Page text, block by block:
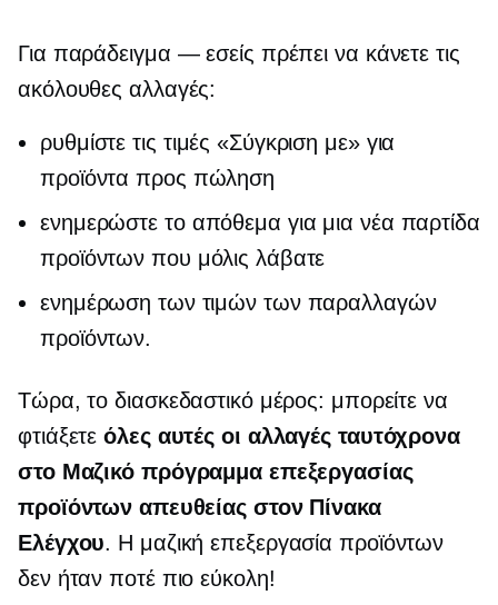
Για παράδειγμα — εσείς πρέπει να κάνετε τις
ακόλουθες αλλαγές:
ρυθμίστε τις τιμές «Σύγκριση με» για
προϊόντα προς πώληση
ενημερώστε το απόθεμα για μια νέα παρτίδα
προϊόντων που μόλις λάβατε
ενημέρωση των τιμών των παραλλαγών
προϊόντων.
Τώρα, το διασκεδαστικό μέρος: μπορείτε να
φτιάξετεόλες αυτές οι αλλαγές ταυτόχρονα
στο Μαζικό πρόγραμμα επεξεργασίας
προϊόντων απευθείας στον Πίνακα
Ελέγχου. Η μαζική επεξεργασία προϊόντων
δεν ήταν ποτέ πιο εύκολη!